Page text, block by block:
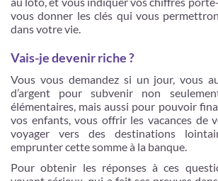
vous donner les clés qui vous
dans votre vie.
Vais-je devenir riche ?
Vous vous demandez si un jour, vous
d’argent pour subvenir non
élémentaires, mais aussi pour pouvoir
vos enfants, vous offrir les vacances de
voyager vers des destinations
emprunter cette somme à la banque.
Pour obtenir les réponses à ces